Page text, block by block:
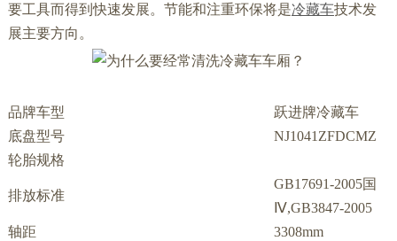
要工具而得到快速发展。节能和注重环保将是冷藏车技术发
展主要方向。
品牌车型
跃进牌冷藏车
底盘型号
NJ1041ZFDCMZ
轮胎规格
排放标准
GB17691-2005国
Ⅳ,GB3847-2005
轴距
3308mm